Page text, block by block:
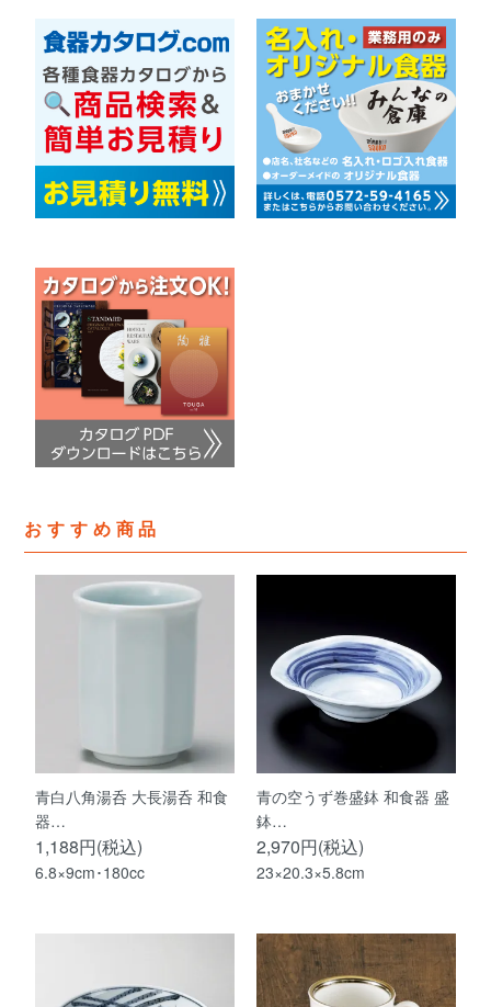
おすすめ商品
青白八角湯呑 大長湯呑 和食
器…
1,188円(税込)
6.8×9cm･180cc
青の空うず巻盛鉢 和食器 盛
鉢…
2,970円(税込)
23×20.3×5.8cm